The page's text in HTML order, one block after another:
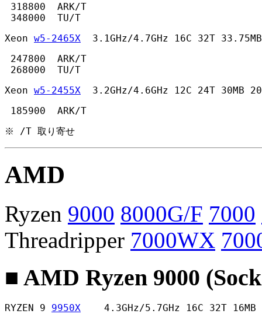
318800  ARK/T
348000  TU/T
Xeon w5-2465X
3.1GHz/4.7GHz 16C 32T
247800  ARK/T
268000  TU/T
Xeon w5-2455X
3.2GHz/4.6GHz 12C 24T 30MB
185900  ARK/T
※ /T 取り寄せ
AMD
Ryzen 9000 8000G/F 7000
Threadripper 7000WX
■ AMD Ryzen 9000
RYZEN 9 9950X
4.3GHz/5.7GHz 16C 32T 16MB